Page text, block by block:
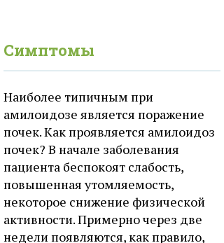
Симптомы
Наиболее типичным при
амилоидозе является поражение
почек. Как проявляется амилоидоз
почек? В начале заболевания
пациента беспокоят слабость,
повышенная утомляемость,
некоторое снижение физической
активности. Примерно через две
недели появляются, как правило,